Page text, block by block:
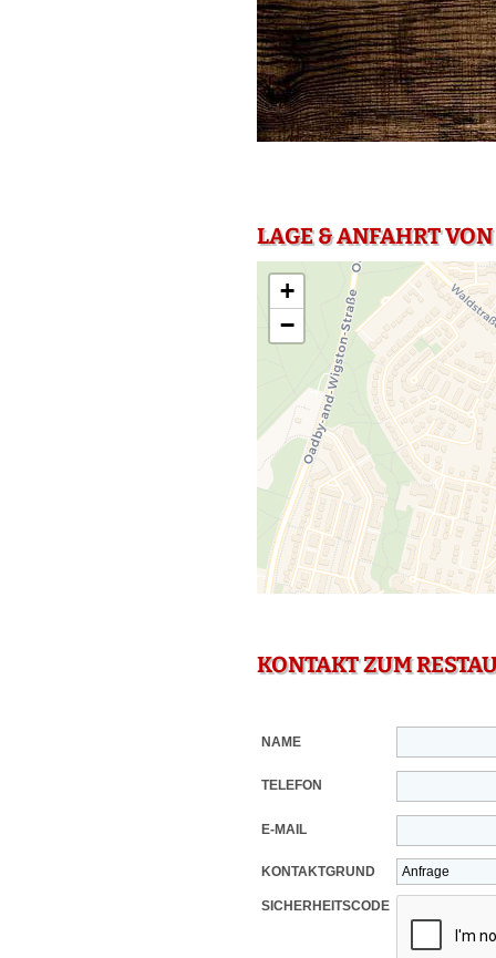
LAGE & ANFAHRT
+
−
KONTAKT ZUM
NAME
TELEFON
E-MAIL
KONTAKTGRUND
SICHERHEITSCODE